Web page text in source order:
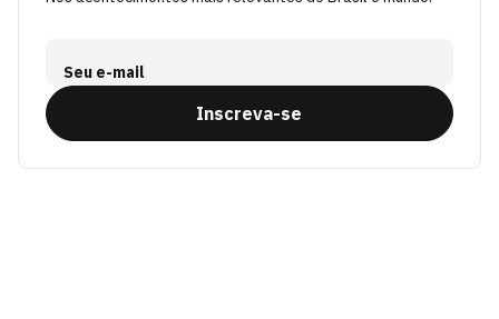
Seu e-mail
Inscreva-se